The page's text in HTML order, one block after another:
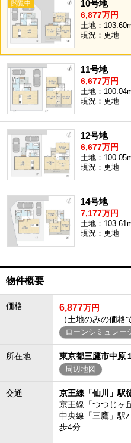
10号地
6,877万円
土地：
現況：更地
11号地
6,677万円
土地：
現況：更地
12号地
6,677万円
土地：
現況：更地
14号地
7,177万円
土地：
現況：更地
物件概要
価格 6,877万円
（土地のみの価格
ローンシミュレー
所在地 東京都三鷹市中原
周辺地図
交通
京王線「仙川」駅
京王線「つつじヶ
中央線「三鷹」駅
歩4分